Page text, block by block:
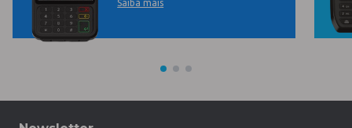
Saiba mais